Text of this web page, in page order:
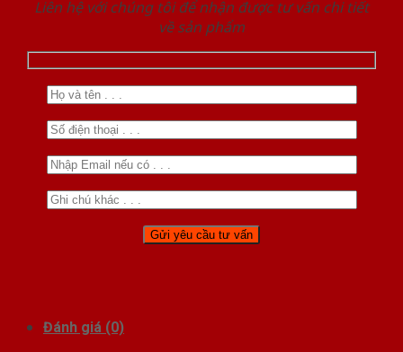
Liên hệ với chúng tôi để nhận được tư vấn chi tiết
về sản phẩm
Đánh giá (0)